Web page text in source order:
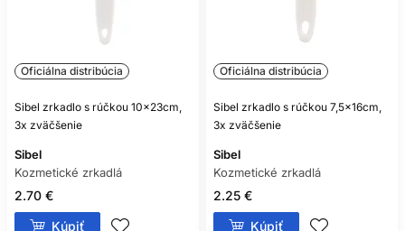
Oficiálna distribúcia
Sibel zrkadlo s rúčkou 10x23cm,
3x zväčšenie
Sibel
Kozmetické zrkadlá
2.70 €
Kúpiť
Oficiálna distribúcia
Sibel zrkadlo s rúčkou 7,5x16cm,
3x zväčšenie
Sibel
Kozmetické zrkadlá
2.25 €
Kúpiť